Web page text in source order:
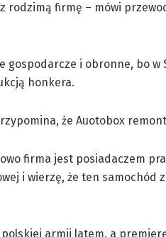
rodzimą firmę – mówi
i obronne, bo
honkera.
że Auotobox
firma jest posiadaczem
i wierzę, że ten samochód
armii latem, a